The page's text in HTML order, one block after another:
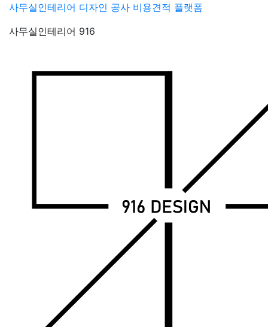
Skip
content
사무실인테리어 디자인 공사 비용견적 플랫폼
사무실인테리어 916